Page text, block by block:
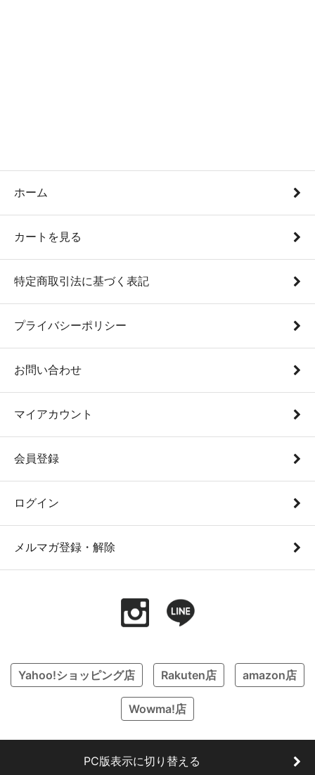
ホーム
カートを見る
特定商取引法に基づく表記
プライバシーポリシー
お問い合わせ
マイアカウント
会員登録
ログイン
メルマガ登録・解除
Yahoo!ショッピング店 Rakuten店 amazon店
Wowma!店
PC版表示に切り替える